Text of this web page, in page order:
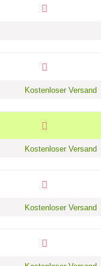
Kostenloser Versand
Kostenloser Versand
Kostenloser Versand